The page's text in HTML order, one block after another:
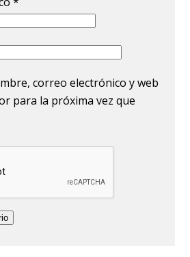
correo electrónico y web
para la próxima vez que